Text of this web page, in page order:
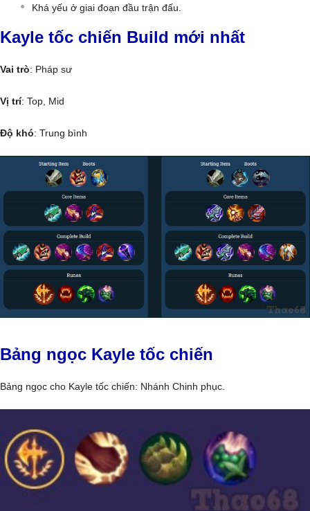
Khá yếu ở giai đoạn đầu trận đấu.
Kayle tốc chiến Build mới nhất
Vai trò: Pháp sư
Vị trí: Top, Mid
Độ khó: Trung bình
Bảng ngọc Kayle tốc chiến
Bảng ngọc cho Kayle tốc chiến: Nhánh Chinh phục.